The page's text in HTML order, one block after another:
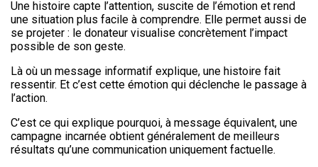
Une histoire capte l’attention, suscite de l’émotion et rend
une situation plus facile à comprendre. Elle permet aussi de
se projeter : le donateur visualise concrètement l’impact
possible de son geste.
Là où un message informatif explique, une histoire fait
ressentir. Et c’est cette émotion qui déclenche le passage à
l’action.
C’est ce qui explique pourquoi, à message équivalent, une
campagne incarnée obtient généralement de meilleurs
résultats qu’une communication uniquement factuelle.